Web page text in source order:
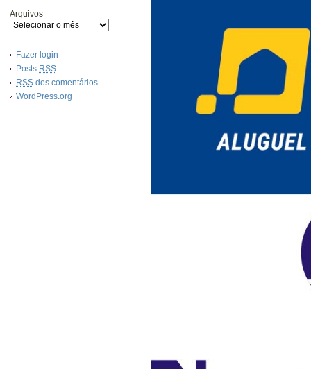
Arquivos
Fazer login
Posts RSS
RSS dos comentários
WordPress.org